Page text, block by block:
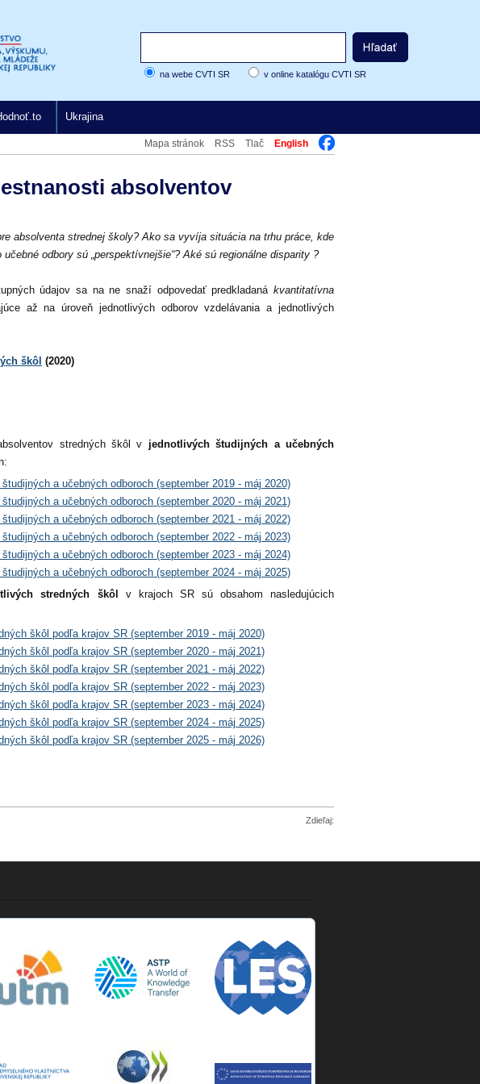
na webe CVTI SR v online katalógu CVTI SR
Ukrajina
Mapa stránok RSS Tlač English
absolventov
absolventa strednej školy? Ako sa vyvíja situácia na trhu práce, kde
odbory sú „perspektívnejšie“? Aké sú regionálne disparity ?
údajov sa na ne snaží odpovedať predkladaná kvantitatívna
až na úroveň jednotlivých odborov vzdelávania a jednotlivých
škôl (2020)
stredných škôl v jednotlivých študijných a učebných
a učebných odboroch (september 2019 - máj 2020)
a učebných odboroch (september 2020 - máj 2021)
a učebných odboroch (september 2021 - máj 2022)
a učebných odboroch (september 2022 - máj 2023)
a učebných odboroch (september 2023 - máj 2024)
a učebných odboroch (september 2024 - máj 2025)
stredných škôl
v krajoch SR sú obsahom nasledujúcich
škôl podľa krajov SR (september 2019 - máj 2020)
škôl podľa krajov SR (september 2020 - máj 2021)
škôl podľa krajov SR (september 2021 - máj 2022)
škôl podľa krajov SR (september 2022 - máj 2023)
škôl podľa krajov SR (september 2023 - máj 2024)
škôl podľa krajov SR (september 2024 - máj 2025)
škôl podľa krajov SR (september 2025 - máj 2026)
Zdieľaj: